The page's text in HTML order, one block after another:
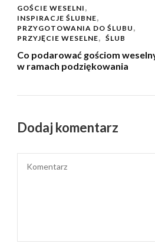
GOŚCIE WESELNI
INSPIRACJE ŚLUBNE
PRZYGOTOWANIA DO ŚLUBU
PRZYJĘCIE WESELNE
ŚLUB
Co podarować gościom
w ramach podziękowania
Dodaj komentarz